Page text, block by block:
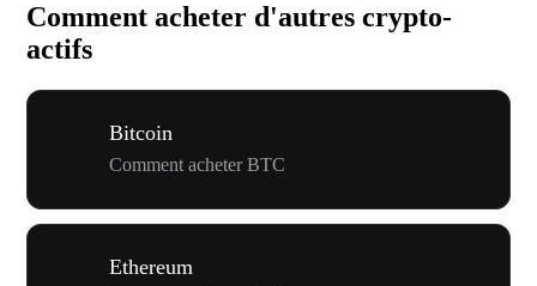
Comment acheter d'autres crypto-
actifs
Bitcoin
Comment acheter BTC
Ethereum